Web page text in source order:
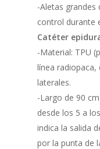
-Aletas
control durante
Catéter
-Material: TPU
línea
laterales.
-Largo de 90
desde los 5 a
indica la salida
por la punta de